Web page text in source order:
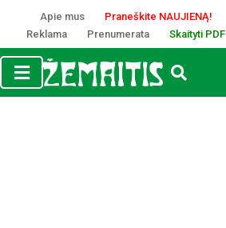
Apie mus
Praneškite NAUJIENĄ!
Reklama
Prenumerata Skaityti PDF